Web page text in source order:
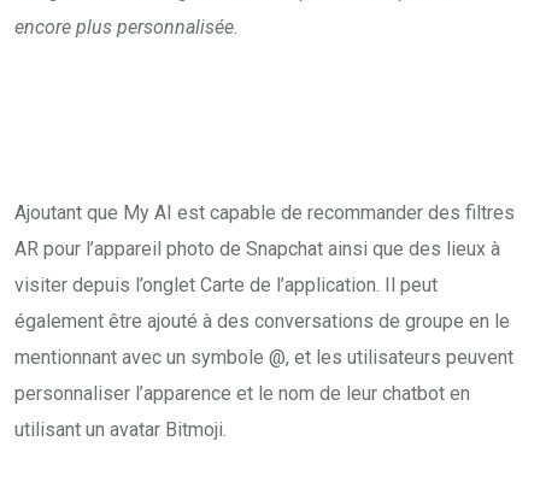
encore plus personnalisée.
Ajoutant que My AI est capable de recommander des filtres
AR pour l’appareil photo de Snapchat ainsi que des lieux à
visiter depuis l’onglet Carte de l’application. Il peut
également être ajouté à des conversations de groupe en le
mentionnant avec un symbole @, et les utilisateurs peuvent
personnaliser l’apparence et le nom de leur chatbot en
utilisant un avatar Bitmoji.